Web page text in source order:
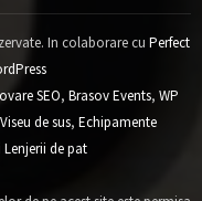
In colaborare cu Perfect
SEO, Brasov Events, WP
de sus, Echipamente
Lenjerii de pat